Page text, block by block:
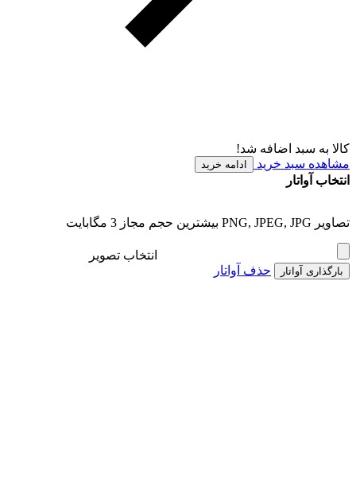
کالا به سبد اضافه شد!
مشاهده سبد خرید
ادامه خرید
انتخاب آواتار
تصاویر PNG, JPEG, JPG بیشترین حجم مجاز 3 مگابایت
انتخاب تصویر
بارگذاری آواتار حذف آواتار